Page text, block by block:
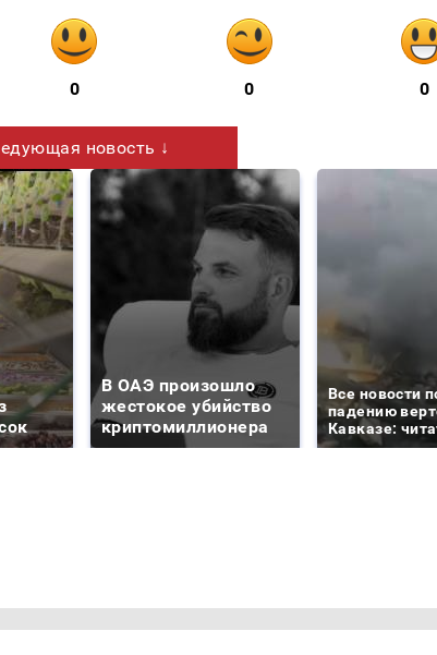
0 0 0
новость ↓
В ОАЭ произошло
жестокое убийство
криптомиллионера
Все новости
падению
Кавказе: